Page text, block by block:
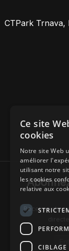
CTPark Trnava,
Recevez
Ce site
cookies
Notre site Web
améliorer
utilisant notre
les cookies
relative aux
CIBLAGE